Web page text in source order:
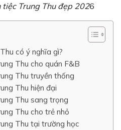
Trung Thu đẹp 2026
có ý nghĩa gì?
Thu cho quán F&B
Thu truyền thống
Thu hiện đại
Thu sang trọng
Thu cho trẻ nhỏ
Thu tại trường học